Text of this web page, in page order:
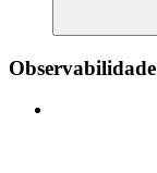
Observabilidade